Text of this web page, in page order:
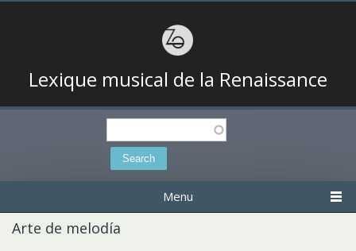
Lexique musical de la Renaissance
Search
Menu
Arte de melodía